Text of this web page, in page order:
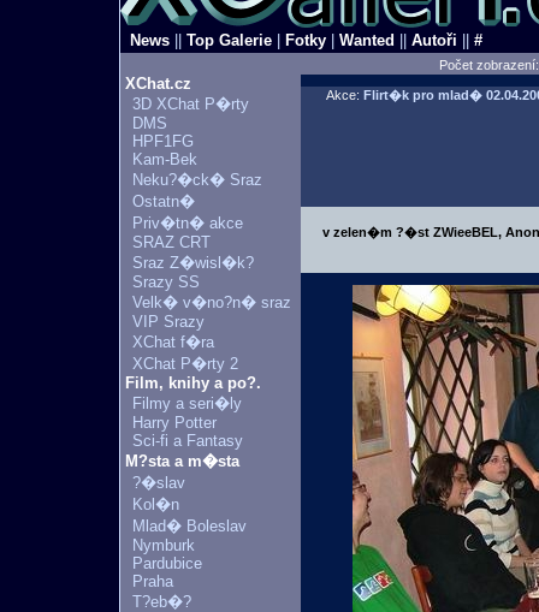
News Top Galerie Fotky Wanted Autoři #
Počet
XChat.cz
3D XChat P�rty
DMS
HPF1FG
Kam-Bek
Neku?�ck� Sraz
Ostatn�
Priv�tn� akce
SRAZ CRT
Sraz Z�wisl�k?
Srazy SS
Velk� v�no?n� sraz
VIP Srazy
XChat f�ra
XChat P�rty 2
Film, knihy a po?.
Filmy a seri�ly
Harry Potter
Sci-fi a Fantasy
M?sta a m�sta
?�slav
Kol�n
Mlad� Boleslav
Nymburk
Pardubice
Praha
T?eb�?
Akce: Flirt�k pro mlad�
v zelen�m ?�st ZWieeBEL,